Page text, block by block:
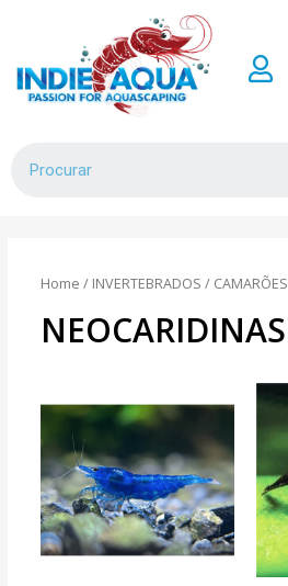
Home / INVERTEBRADOS / CAMARÕES
NEOCARIDINAS